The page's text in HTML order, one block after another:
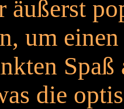
äußerst
um
die